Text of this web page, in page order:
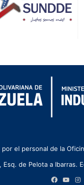
el personal de la
Esq. de Pelota a Ibarras.